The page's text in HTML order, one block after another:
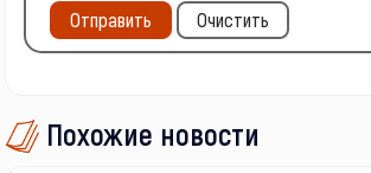
Отправить Очистить
Похожие новости